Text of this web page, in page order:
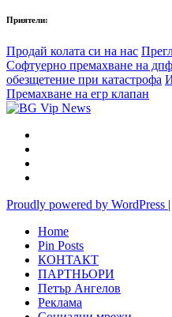
Приятели:
Продай колата си на нас
Софтуерно премахване на
обезщетение при катастрофа
Премахване на егр клапан
Proudly powered by WordPress |
Home
Pin Posts
КОНТАКТ
ПАРТНЬОРИ
Петър Ангелов
Реклама